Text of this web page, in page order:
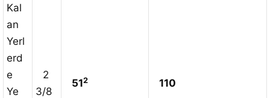
Kal
an
Yerl
erd
e
Ye
2
3/8
512 110